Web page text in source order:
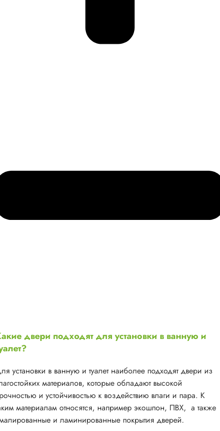
двери подходят для установки в ванную и
установки в ванную и туалет наиболее подходят двери из
материалов, которые обладают высокой
и устойчивостью к воздействию влаги и пара. К
материалам относятся, например экошпон, ПВХ, а также
и ламинированные покрытия дверей.